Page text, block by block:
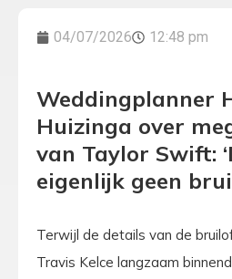
04/07/2026 12:48 pm
Weddingplanner
Huizinga over
van Taylor Swift:
eigenlijk geen
Terwijl de details van de
Travis Kelce langzaam